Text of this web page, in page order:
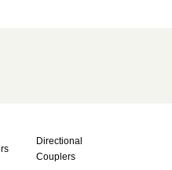
Directional
Couplers